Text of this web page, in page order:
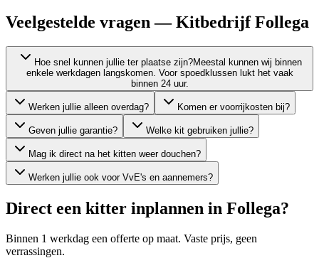
Veelgestelde vragen — Kitbedrijf Follega
Hoe snel kunnen jullie ter plaatse zijn?Meestal kunnen wij binnen
enkele werkdagen langskomen. Voor spoedklussen lukt het vaak
binnen 24 uur.
Werken jullie alleen overdag? Komen er voorrijkosten bij?
Geven jullie garantie? Welke kit gebruiken jullie?
Mag ik direct na het kitten weer douchen?
Werken jullie ook voor VvE's en aannemers?
Direct een kitter inplannen in Follega?
Binnen 1 werkdag een offerte op maat. Vaste prijs, geen
verrassingen.